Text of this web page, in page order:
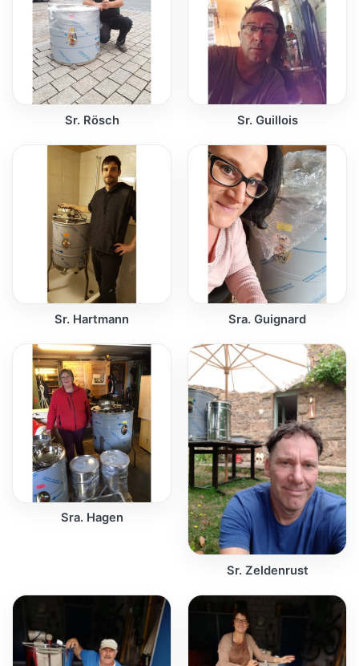
Sr. Rösch Sr. Guillois
Sr. Hartmann Sra. Guignard
Sra. Hagen
Sr. Zeldenrust